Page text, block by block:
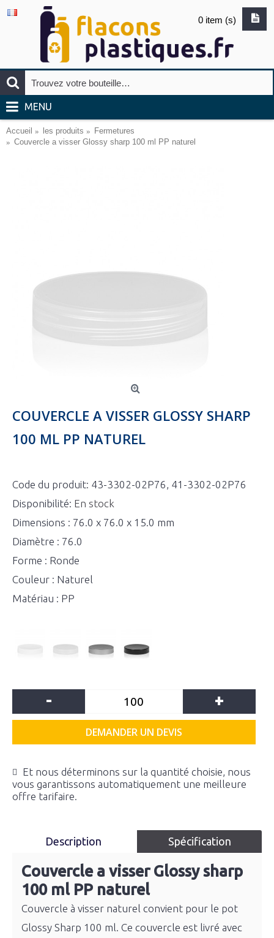
0 item (s)
MENU
Accueil les produits
Fermetures
Couvercle a visser Glossy sharp 100 ml PP naturel
COUVERCLE A VISSER GLOSSY SHARP
100 ML PP NATUREL
Code du produit: 43-3302-02P76, 41-3302-02P76
Disponibilité: En stock
Dimensions : 76.0 x 76.0 x 15.0 mm
Diamètre : 76.0
Forme : Ronde
Couleur : Naturel
Matériau : PP
- +
DEMANDER UN DEVIS
Et nous déterminons sur la quantité choisie, nous
vous garantissons automatiquement une meilleure
offre tarifaire.
Description Spécification
Couvercle a visser Glossy sharp
100 ml PP naturel
Couvercle à visser naturel convient pour le pot
Glossy Sharp 100 ml. Ce couvercle est livré avec